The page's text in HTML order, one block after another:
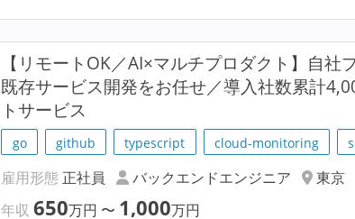
【リモートOK／AI×マルチプロダクト】自社
既存サービス開発をお任せ／導入社数累計
トサービス
go github typescript cloud-monitoring
雇用形態 正社員 バックエンドエンジニア
東京
年収650万円 〜 1,000万円